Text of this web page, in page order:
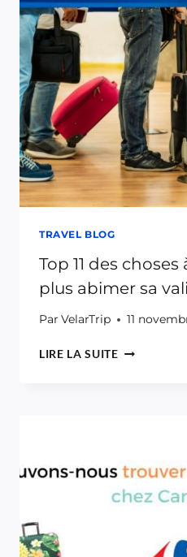
CABINE
TRAVEL BLOG
Top 11 des
plus abimer sa
Par VelarTrip 11
LIRE LA SUITETOP
NE
PLUS
ABIMER